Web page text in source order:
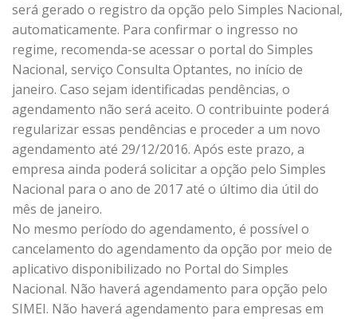
será gerado o registro da opção pelo Simples Nacional,
automaticamente. Para confirmar o ingresso no
regime, recomenda-se acessar o portal do Simples
Nacional, serviço Consulta Optantes, no início de
janeiro. Caso sejam identificadas pendências, o
agendamento não será aceito. O contribuinte poderá
regularizar essas pendências e proceder a um novo
agendamento até 29/12/2016. Após este prazo, a
empresa ainda poderá solicitar a opção pelo Simples
Nacional para o ano de 2017 até o último dia útil do
mês de janeiro.
No mesmo período do agendamento, é possível o
cancelamento do agendamento da opção por meio de
aplicativo disponibilizado no Portal do Simples
Nacional. Não haverá agendamento para opção pelo
SIMEI. Não haverá agendamento para empresas em